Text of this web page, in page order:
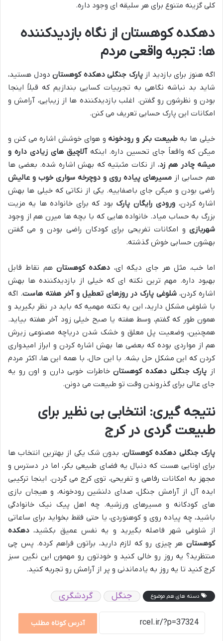
کلی گزینه متنوع برای هر سلیقه ای وجود داره.
دهکده کوهستان از نگاه بازدیدکننده
ها: تجربه واقعی مردم
اگه هنوز برای بازدید ازپارک جنگلی دهکده کوهستان دودل هستید،
شاید بد نباشه نگاهی به تجربیات کسایی بندازیم که قبلاً اینجا
بودن و نظرشون رو گفتن. اغلب بازدیدکننده ها از زیبایی، آرامش و
امکانات این پارک حسابی تعریف می کنن.
خیلی ها بهطبیعت بکر و رودخونه و هوای خوشش اشاره می کنن و
میگن که واقعاً جای تحسین داره. اینکهآلاچیق های زیادی داره و
میشه چادر هم زد، از نکات مثبتیه که بهش اشاره شده. بعضی ها
هم حسابی از مسیرهای پیاده روی و دوچرخه سواری خوب و عالیش
راضی بودن و میگن جای باصفاییه. یکی از نکاتی که خیلی ها بهش
اشاره کردن، ورودی رایگان پارک بود که برای خانواده ها یه مزیت
بزرگ به حساب میاد. خانواده هایی که با بچه ها میرن هم از وجود
شهربازی و امکانات تفریحی برای کودکان راضی بودن و می گفتن
بهشون حسابی خوش گذشته.
اما خب، مثل هر جای دیگه ای، دهکده کوهستانهم نقاط قابل
بهبود داره. مهم ترین نکته ای که خیلی از بازدیدکننده ها بهش
اشاره کردن، شلوغی پارک در روزهای تعطیل و آخر هفته هاست. اگه
با شلوغی مشکل دارید، این یه نکته مهمیه که باید در نظر بگیرید و
همون طور که گفتم، وسط هفته یا صبح خیلی زود آخر هفته بیاید.
همچنین، وضعیت پل معلق و خشک شدن دریاچه مصنوعی زیرش
هم از مواردی بوده که بعضی ها بهش اشاره کردن و ابراز امیدواری
کردن که این مشکل حل بشه. با این حال، با همه این ها، اکثر مردم
از پارک جنگلی دهکده کوهستانخاطرات خوبی دارن و اون رو یه
جای عالی برای گذروندن وقت تو طبیعت می دونن.
نتیجه گیری: انتخابی بی نظیر برای
طبیعت گردی در کرج
پارک جنگلی دهکده کوهستان، بدون شک یکی از بهترین انتخاب ها
برای اونایی هست که دنبال یه فضای طبیعی بکر، اما در دسترس و
مجهز به امکانات رفاهی و تفریحی، توی کرج می گردن. اینجا ترکیبی
ایده آل از آرامش جنگل، صدای دلنشین رودخونه، و هیجان بازی
های کودکانه و مسیرهای ورزشیه. چه اهل پیک نیک خانوادگی
باشید، چه پیاده روی و کوهنوردی، یا حتی فقط بخواید برای ساعاتی
از شلوغی شهر فاصله بگیرید و یه نفس عمیق بکشید، دهکده
کوهستان هر چیزی رو که لازم دارید، براتون فراهم کرده. پس چی
منتظرید؟ یه روز رو خالی کنید و خودتون رو مهمون این نگین سبز
کرج کنید تا یه روز به یادماندنی و پر از آرامش رو تجربه کنید.
دسته های هم موضوع جنگل گردشگری
آدرس کوتاه مطلب